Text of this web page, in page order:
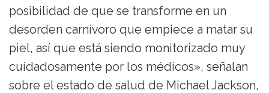
posibilidad de que se transforme en un
desorden carnívoro que empiece a matar su
piel, así que está siendo monitorizado muy
cuidadosamente por los médicos», señalan
sobre el estado de salud de Michael Jackson,